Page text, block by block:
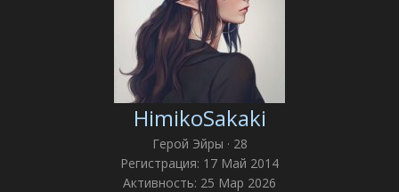
HimikoSakaki
Герой Эйры · 28
Регистрация 17 Май 2014
Активность 25 Мар 2026